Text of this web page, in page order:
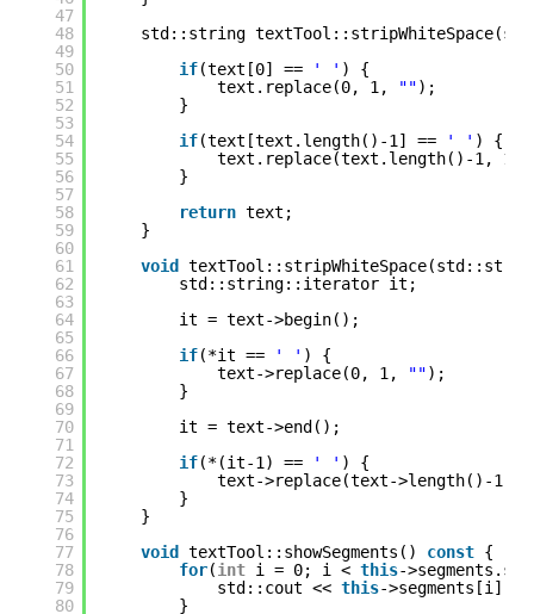
47
48
49
50
51
52
53
54
55
56
57
58
59
60
61
62
63
64
65
66
67
68
69
70
71
72
73
74
75
76
77
78
79
80
std::string
if(text[0] == ' ' ) {
text.replace(0, 1,
"");
}
if(text[text.length()-1] == ' ' ) {
text.replace(text.length()-1, 1,
}
return text;
}
void
std::string::iterator it;
it = text->begin();
if(*it == ' ' ) {
text->replace(0, 1,
"");
}
it = text->end();
if(*(it-1) == ' ' ) {
text->replace(text->length()-1,
}
}
void
textTool::showSegments() const {
for(int i = 0; i < this-
std::cout << this->segments[i]
}